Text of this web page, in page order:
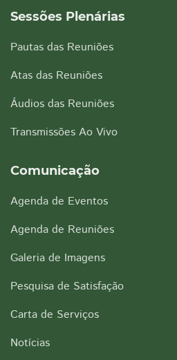
Sessões Plenárias
Pautas das Reuniões
Atas das Reuniões
Áudios das Reuniões
Transmissões Ao Vivo
Comunicação
Agenda de Eventos
Agenda de Reuniões
Galeria de Imagens
Pesquisa de Satisfação
Carta de Serviços
Notícias